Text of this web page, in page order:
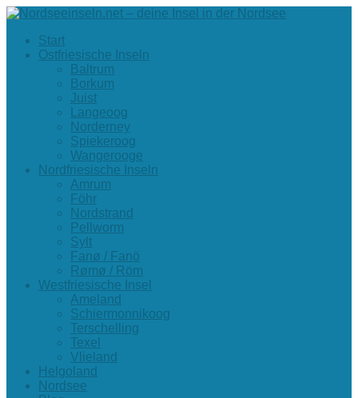
Start
Ostfriesische Inseln
Baltrum
Borkum
Juist
Langeoog
Norderney
Spiekeroog
Wangerooge
Nordfriesische Inseln
Amrum
Föhr
Nordstrand
Pellworm
Sylt
Fanø / Fanö
Rømø / Röm
Westfriesische Insel
Ameland
Schiermonnikoog
Terschelling
Texel
Vlieland
Helgoland
Nordsee